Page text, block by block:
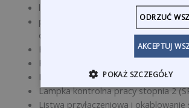
lampka kontrolna obecności napięcia
przełącznik wyboru trybu
ogrzewania/wentylacji/wyłączenia
Przełącznik ON-OFF Stopień 1 (S1)
Przełącznik ON-OFF Stopień 2 (S2)
Lampka kontrolna pracy stopnia 1
Lampka kontrolna pracy stopnia 2
Listwa przyłączeniowa i
AKCEPTUJ
ODRZUĆ
POKAŻ SZCZEGÓŁY